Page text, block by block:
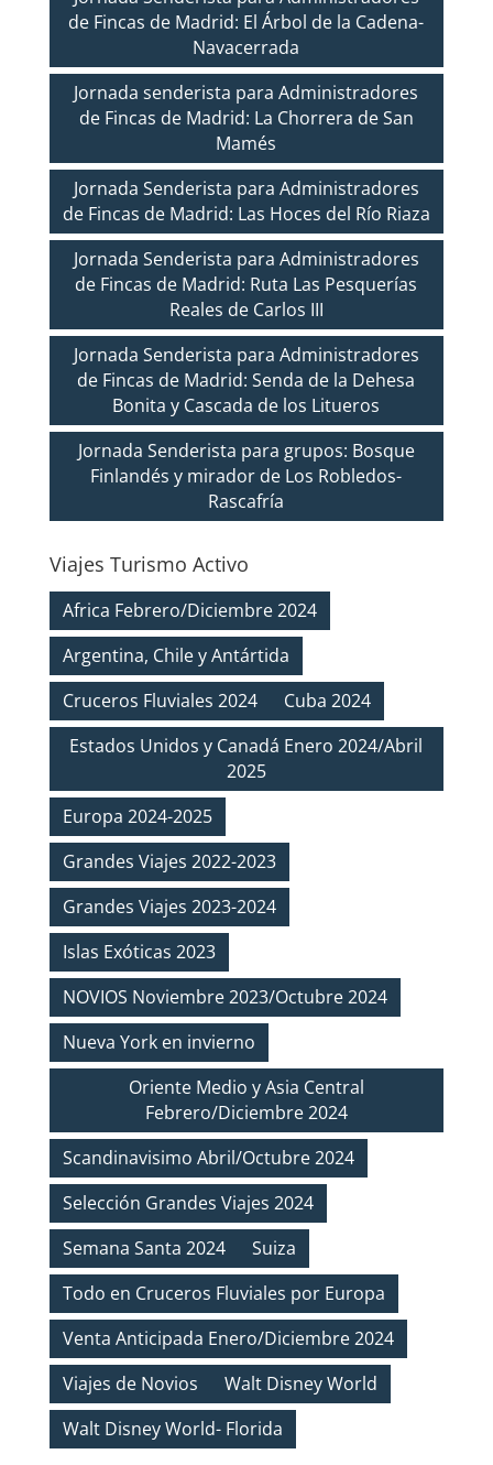
de Fincas de Madrid: El Árbol de la Cadena-
Navacerrada
Jornada senderista para Administradores
de Fincas de Madrid: La Chorrera de San
Mamés
Jornada Senderista para Administradores
de Fincas de Madrid: Las Hoces del Río Riaza
Jornada Senderista para Administradores
de Fincas de Madrid: Ruta Las Pesquerías
Reales de Carlos III
Jornada Senderista para Administradores
de Fincas de Madrid: Senda de la Dehesa
Bonita y Cascada de los Litueros
Jornada Senderista para grupos: Bosque
Finlandés y mirador de Los Robledos-
Rascafría
Viajes Turismo Activo
Africa Febrero/Diciembre 2024
Argentina, Chile y Antártida
Cruceros Fluviales 2024
Cuba 2024
Estados Unidos y Canadá Enero 2024/Abril
2025
Europa 2024-2025
Grandes Viajes 2022-2023
Grandes Viajes 2023-2024
Islas Exóticas 2023
NOVIOS Noviembre 2023/Octubre 2024
Nueva York en invierno
Oriente Medio y Asia Central
Febrero/Diciembre 2024
Scandinavisimo Abril/Octubre 2024
Selección Grandes Viajes 2024
Semana Santa 2024
Suiza
Todo en Cruceros Fluviales por Europa
Venta Anticipada Enero/Diciembre 2024
Viajes de Novios
Walt Disney World
Walt Disney World- Florida